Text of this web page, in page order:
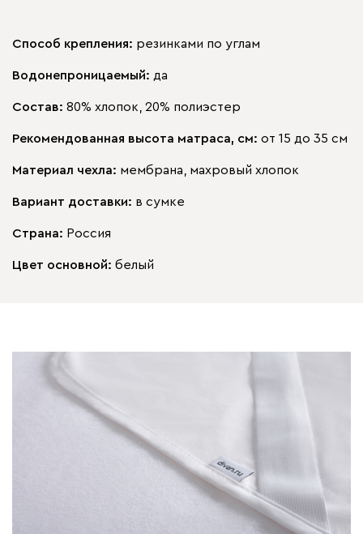
Способ крепления: резинками по углам
Водонепроницаемый: да
Состав: 80% хлопок, 20% полиэстер
Рекомендованная высота матраса, см: от 15 до 35 см
Материал чехла: мембрана, махровый хлопок
Вариант доставки: в сумке
Страна: Россия
Цвет основной: белый